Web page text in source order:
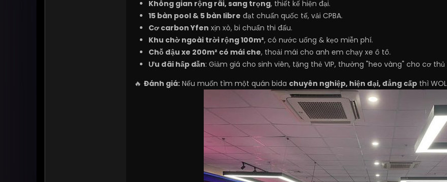
Không gian rộng rãi, sang trọng, thiết kế hiện đại.
15 bàn pool & 5 bàn libre đạt chuẩn quốc tế, vải CPBA.
Cơ carbon Yfen xịn xò, bi chuẩn thi đấu.
Khu chờ ngoài trời rộng 100m², có nước uống & kẹo miễn phí.
Chỗ đậu xe 200m² có mái che, thoải mái cho anh em chạy xe ô tô.
Ưu đãi hấp dẫn: Giảm giá cho sinh viên, tặng thẻ VIP, thưởng "heo vàng" cho cơ thủ
🔥 Đánh giá: Nếu muốn tìm một quán bida chuyên nghiệp, hiện đại, đẳng cấp thì